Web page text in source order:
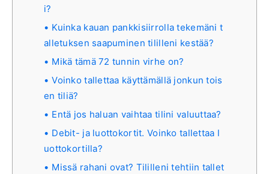
i?
Kuinka kauan pankkisiirrolla tekemäni t
alletuksen saapuminen tililleni kestää?
Mikä tämä 72 tunnin virhe on?
Voinko tallettaa käyttämällä jonkun tois
en tiliä?
Entä jos haluan vaihtaa tilini valuuttaa?
Debit- ja luottokortit. Voinko tallettaa l
uottokortilla?
Missä rahani ovat? Tililleni tehtiin tallet